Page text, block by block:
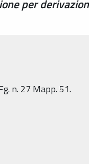
per
n. 27 Mapp. 51.